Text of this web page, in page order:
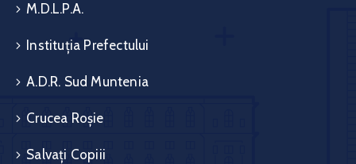
M.D.L.P.A.
Instituția Prefectului
A.D.R. Sud Muntenia
Crucea Roșie
Salvați Copiii